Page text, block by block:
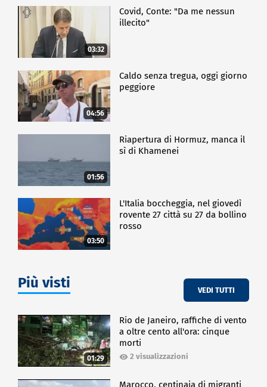
03:32
Covid, Conte: "Da me nessun
illecito"
04:56
Caldo senza tregua, oggi giorno
peggiore
01:56
Riapertura di Hormuz, manca il
sì di Khamenei
03:50
L'Italia boccheggia, nel giovedì
rovente 27 città su 27 da bollino
rosso
Più visti VEDI TUTTI
01:29
Rio de Janeiro, raffiche di vento
a oltre cento all'ora: cinque
morti
2 visualizzazioni
Marocco, centinaia di migranti